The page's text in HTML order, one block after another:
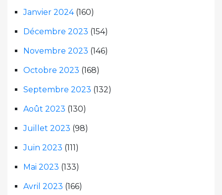
Janvier 2024(160)
Décembre 2023 (154)
Novembre 2023 (146)
Octobre 2023 (168)
Septembre 2023 (132)
Août 2023 (130)
Juillet 2023 (98)
Juin 2023 (111)
Mai 2023 (133)
Avril 2023 (166)